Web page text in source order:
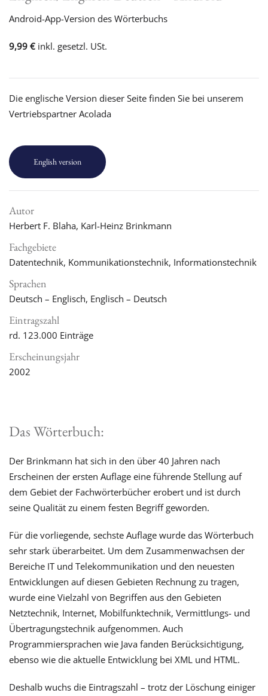
Android-App-Version des Wörterbuchs
9,99 € inkl. gesetzl. USt.
Die englische Version dieser Seite finden Sie bei unserem
Vertriebspartner Acolada
English version
Autor
Herbert F. Blaha, Karl-Heinz Brinkmann
Fachgebiete
Datentechnik, Kommunikationstechnik, Informationstechnik
Sprachen
Deutsch – Englisch, Englisch – Deutsch
Eintragszahl
rd. 123.000 Einträge
Erscheinungsjahr
2002
Das Wörterbuch:
Der Brinkmann hat sich in den über 40 Jahren nach
Erscheinen der ersten Auflage eine führende Stellung auf
dem Gebiet der Fachwörterbücher erobert und ist durch
seine Qualität zu einem festen Begriff geworden.
Für die vorliegende, sechste Auflage wurde das Wörterbuch
sehr stark überarbeitet. Um dem Zusammenwachsen der
Bereiche IT und Telekommunikation und den neuesten
Entwicklungen auf diesen Gebieten Rechnung zu tragen,
wurde eine Vielzahl von Begriffen aus den Gebieten
Netztechnik, Internet, Mobilfunktechnik, Vermittlungs- und
Übertragungstechnik aufgenommen. Auch
Programmiersprachen wie Java fanden Berücksichtigung,
ebenso wie die aktuelle Entwicklung bei XML und HTML.
Deshalb wuchs die Eintragszahl – trotz der Löschung einiger